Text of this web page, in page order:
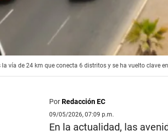
la vía de 24 km que conecta 6 distritos y se ha vuelto clave
PorRedacción EC
09/05/2026, 07:09 p.m.
En la actualidad, las